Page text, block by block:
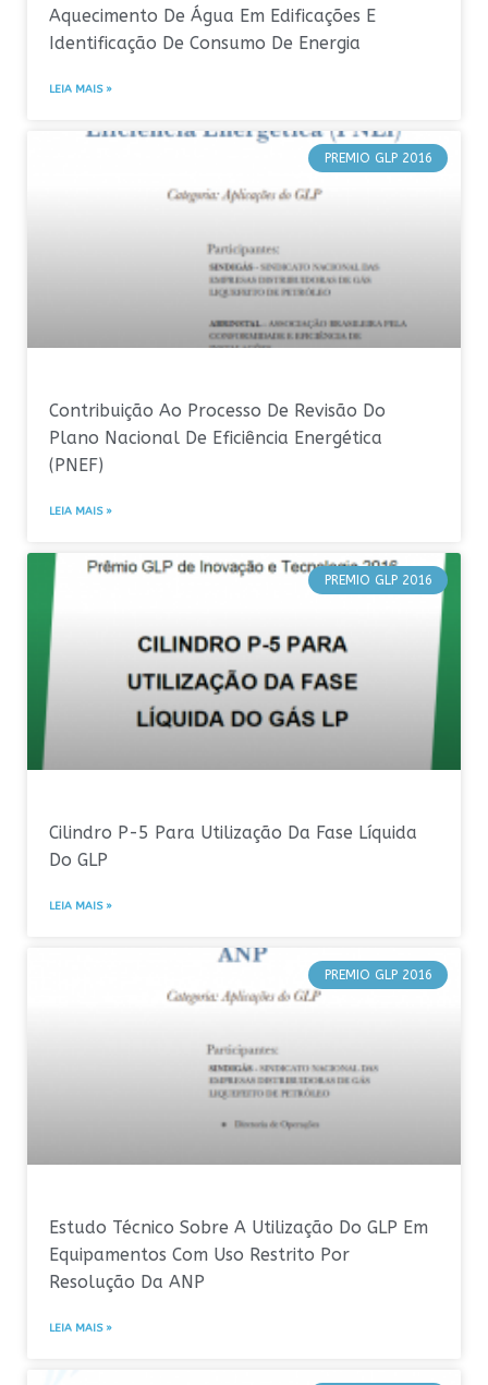
Aquecimento De Água Em Edificações E
Identificação De Consumo De Energia
LEIA MAIS »
PREMIO GLP 2016
Contribuição Ao Processo De Revisão Do
Plano Nacional De Eficiência Energética
(PNEF)
LEIA MAIS »
PREMIO GLP 2016
Cilindro P-5 Para Utilização Da Fase Líquida
Do GLP
LEIA MAIS »
PREMIO GLP 2016
Estudo Técnico Sobre A Utilização Do GLP Em
Equipamentos Com Uso Restrito Por
Resolução Da ANP
LEIA MAIS »